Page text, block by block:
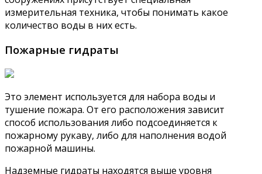
измерительная техника, чтобы понимать какое
количество воды в них есть.
Пожарные гидраты
Это элемент используется для набора воды и
тушение пожара. От его расположения зависит
способ использования либо подсоединяется к
пожарному рукаву, либо для наполнения водой
пожарной машины.
Надземные гидраты находятся выше уровня